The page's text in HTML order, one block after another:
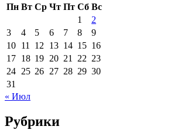
Пн Вт Ср Чт Пт Сб Вс
1
2
3
4 5 6 7 8
9
10 11 12 13 14 15 16
17 18 19 20 21 22 23
24 25 26 27 28 29 30
31
« Июл
Рубрики